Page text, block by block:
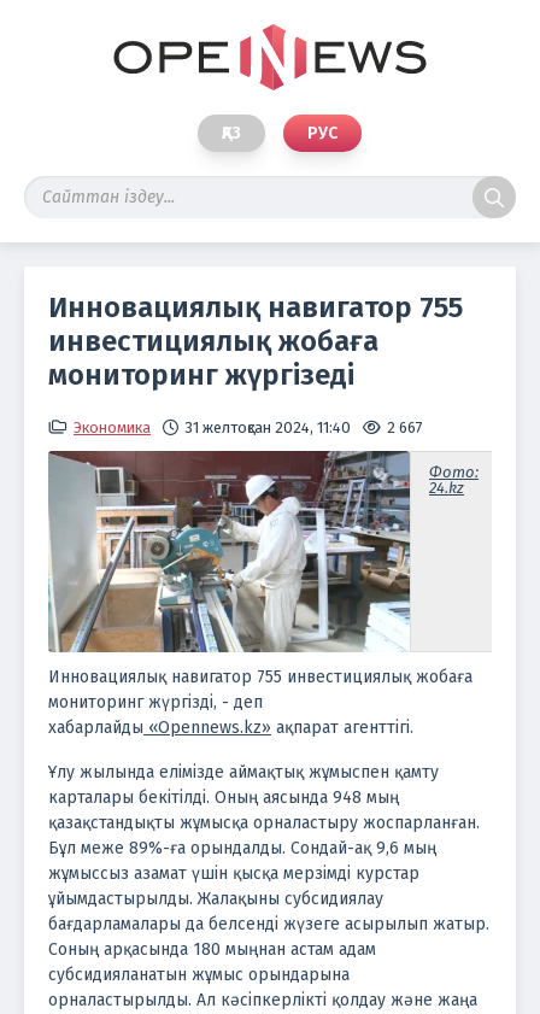
ҚАЗ РУС
Инновациялық навигатор 755
инвестициялық жобаға
мониторинг жүргізеді
Экономика 31 желтоқсан 2024, 11:40 2 667
Фото:
24.kz
Инновациялық навигатор 755 инвестициялық жобаға
мониторинг жүргізді, - деп
хабарлайды «Opennews.kz» ақпарат агенттігі.
Ұлу жылында елімізде аймақтық жұмыспен қамту
карталары бекітілді. Оның аясында 948 мың
қазақстандықты жұмысқа орналастыру жоспарланған.
Бұл меже 89%-ға орындалды. Сондай-ақ 9,6 мың
жұмыссыз азамат үшін қысқа мерзімді курстар
ұйымдастырылды. Жалақыны субсидиялау
бағдарламалары да белсенді жүзеге асырылып жатыр.
Соның арқасында 180 мыңнан астам адам
субсидияланатын жұмыс орындарына
орналастырылды. Ал кәсіпкерлікті қолдау және жаңа